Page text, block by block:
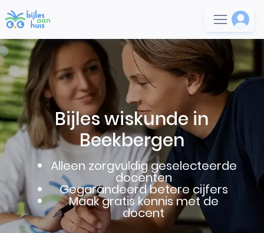
Bijles wiskunde in
Beekbergen
Alleen zorgvuldig geselecteerde
docenten
Gegarandeerd betere cijfers
Maak gratis kennis met de
docent